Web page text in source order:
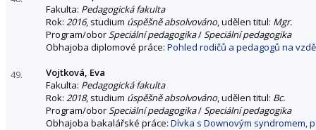
Fakulta: Pedagogická fakulta
Rok: 2016, studium úspěšně absolvováno, udělen titul: Mgr.
Program/oborSpeciální pedagogika/Speciální pedagogika
Obhajoba diplomové práce: Pohled rodičů a pedagogů na
49.
Vojtková, Eva
Fakulta: Pedagogická fakulta
Rok: 2018, studium úspěšně absolvováno, udělen titul: Bc.
Program/oborSpeciální pedagogika/Speciální pedagogika
Obhajoba bakalářské práce: Dívka s Downovým syndromem,